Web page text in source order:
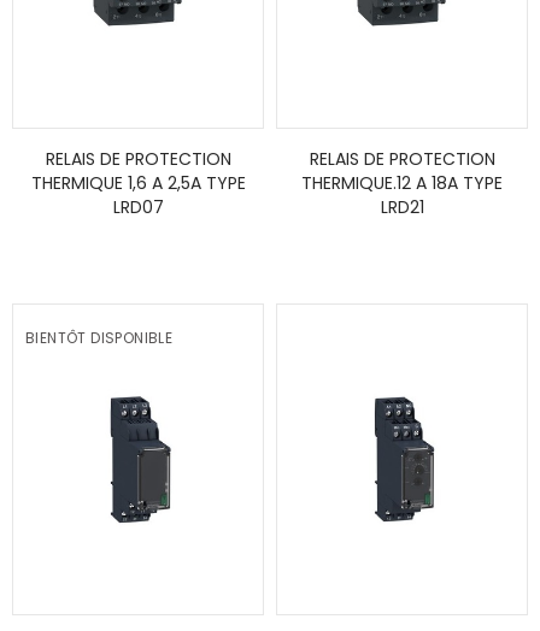
RELAIS DE PROTECTION
THERMIQUE 1,6 A 2,5A TYPE
LRD07
RELAIS DE PROTECTION
THERMIQUE.12 A 18A TYPE
LRD21
BIENTÔT DISPONIBLE